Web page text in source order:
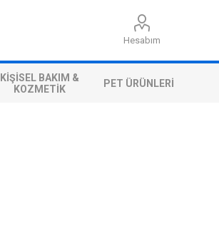
Hesabım
KIŞISEL BAKIM &
KOZMETIK
PET ÜRÜNLERI